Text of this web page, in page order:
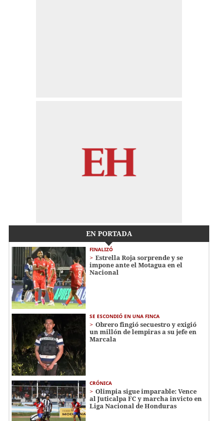
EN PORTADA
FINALIZÓ
Estrella Roja sorprende y se
impone ante el Motagua en el
Nacional
SE ESCONDIÓ EN UNA FINCA
Obrero fingió secuestro y exigió
un millón de lempiras a su jefe en
Marcala
CRÓNICA
Olimpia sigue imparable: Vence
al Juticalpa FC y marcha invicto en
Liga Nacional de Honduras